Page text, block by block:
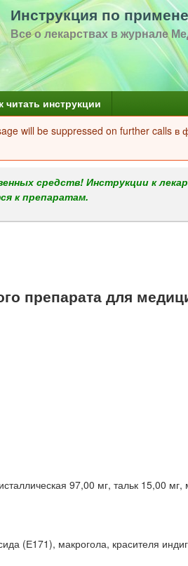
Перейти
к
содержанию
Инструкция по
Все о лекарствах в журнале
читать инструкции
will be suppressed on further calls в
средств! Инструкции к
к препаратам.
препарата для
97,00 мг, тальк 15,00 мг,
(Е171), макрогола, красителя